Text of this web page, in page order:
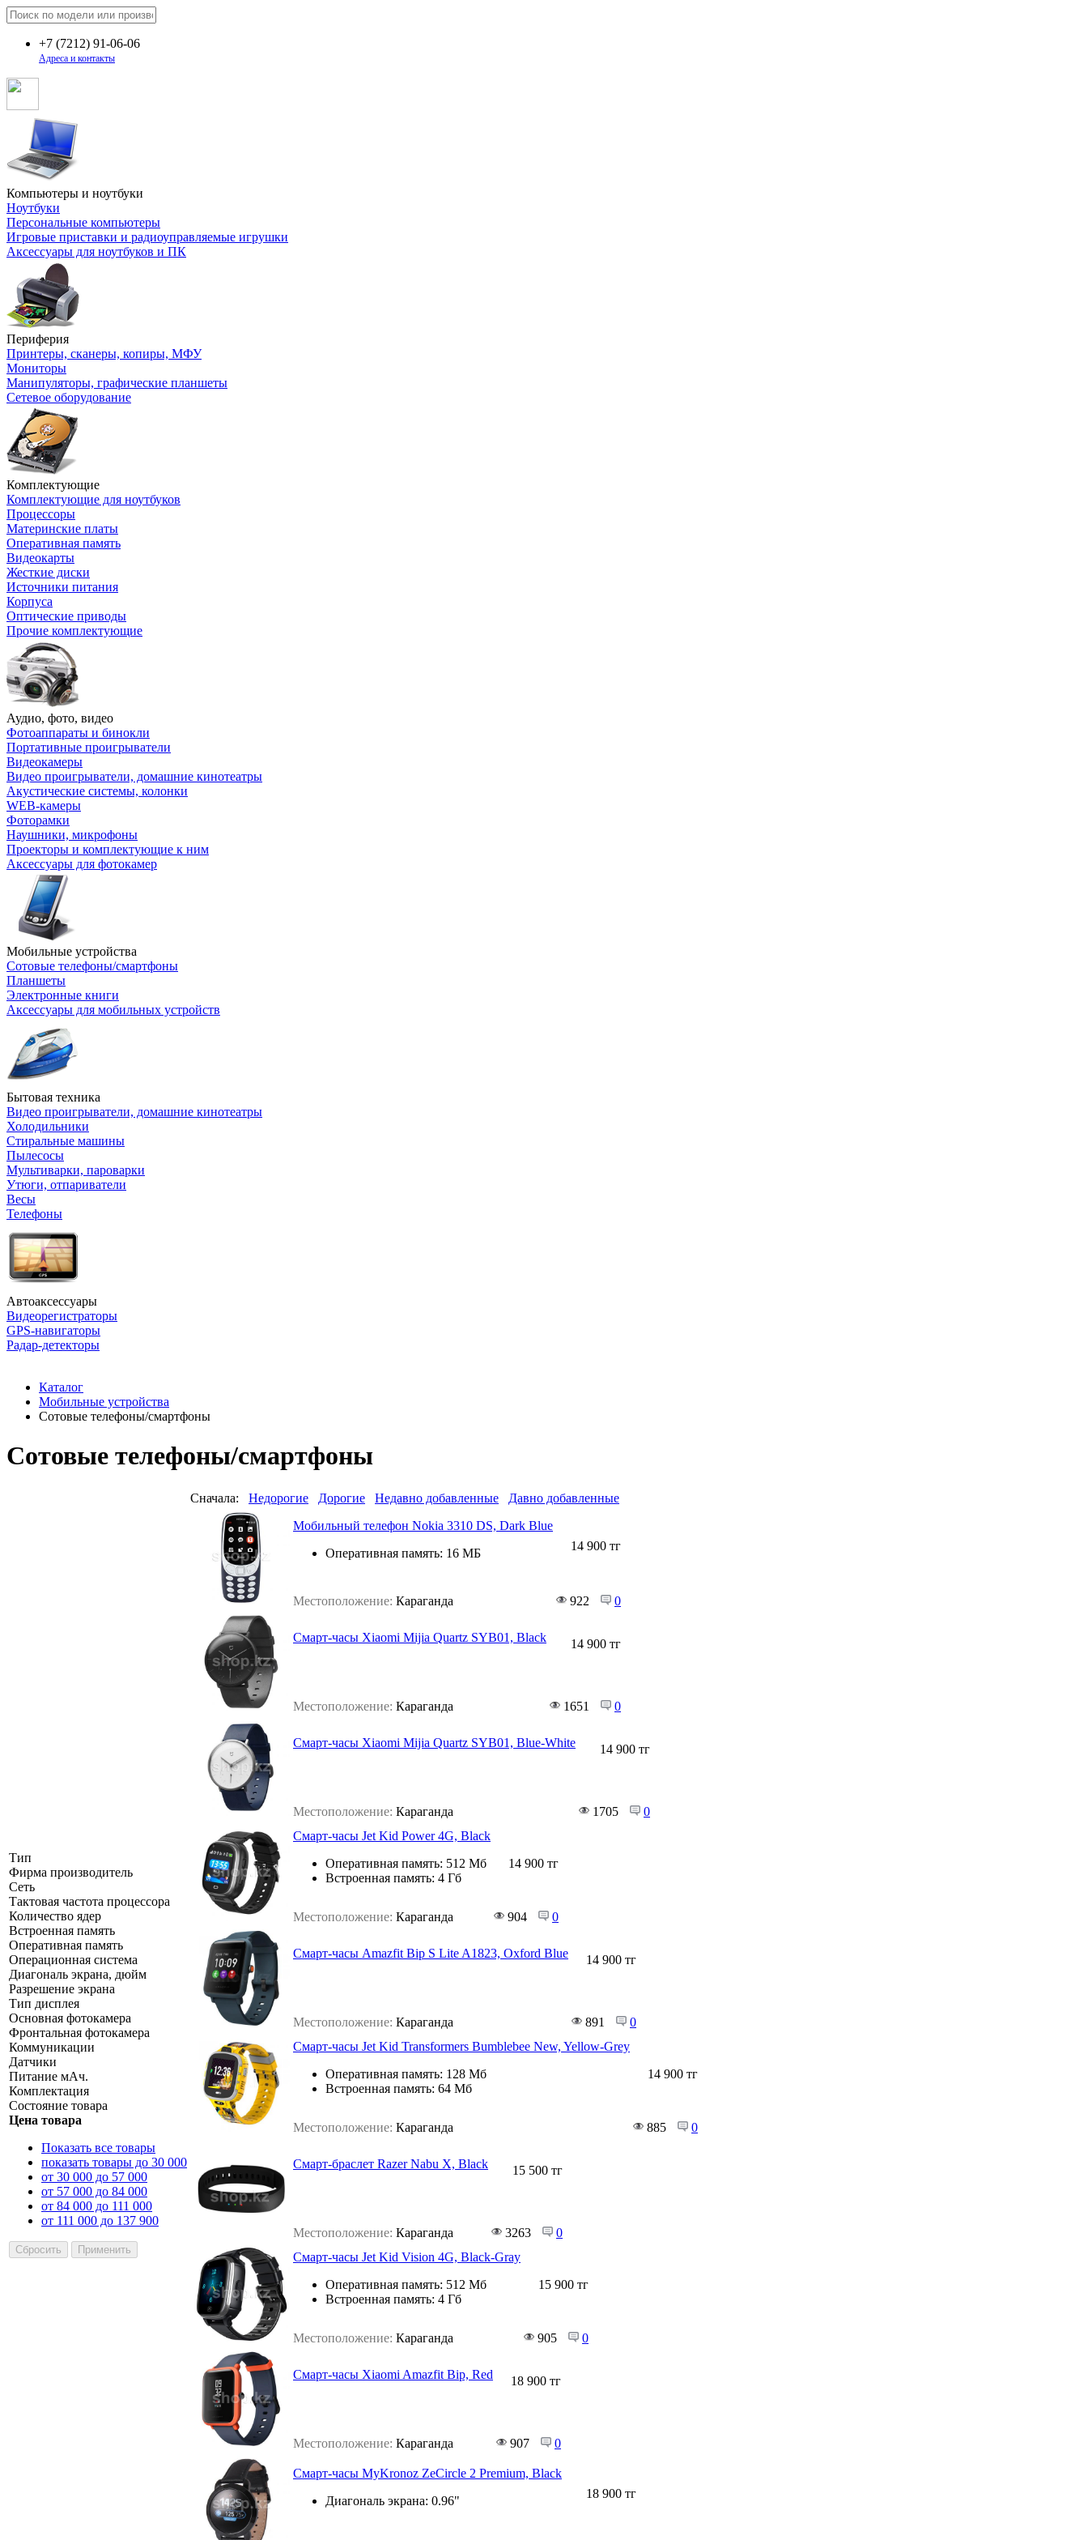
+7 (7212) 91-06-06
Адреса и контакты
Компьютеры и ноутбуки
Ноутбуки
Персональные компьютеры
Игровые приставки и радиоуправляемые игрушки
Аксессуары для ноутбуков и ПК
Периферия
Принтеры, сканеры, копиры, МФУ
Мониторы
Манипуляторы, графические планшеты
Сетевое оборудование
Комплектующие
Комплектующие для ноутбуков
Процессоры
Материнские платы
Оперативная память
Видеокарты
Жесткие диски
Источники питания
Корпуса
Оптические приводы
Прочие комплектующие
Аудио, фото, видео
Фотоаппараты и бинокли
Портативные проигрыватели
Видеокамеры
Видео проигрыватели, домашние кинотеатры
Акустические системы, колонки
WEB-камеры
Фоторамки
Наушники, микрофоны
Проекторы и комплектующие к ним
Аксессуары для фотокамер
Мобильные устройства
Сотовые телефоны/смартфоны
Планшеты
Электронные книги
Аксессуары для мобильных устройств
Бытовая техника
Видео проигрыватели, домашние кинотеатры
Холодильники
Стиральные машины
Пылесосы
Мультиварки, пароварки
Утюги, отпариватели
Весы
Телефоны
Автоаксессуары
Видеорегистраторы
GPS-навигаторы
Радар-детекторы
Каталог
Мобильные устройства
Сотовые телефоны/смартфоны
Сотовые телефоны/смартфоны
Тип
Фирма производитель
Сеть
Тактовая частота процессора
Количество ядер
Встроенная память
Оперативная память
Операционная система
Диагональ экрана, дюйм
Разрешение экрана
Тип дисплея
Основная фотокамера
Фронтальная фотокамера
Коммуникации
Датчики
Питание мАч.
Комплектация
Состояние товара
Цена товара
Показать все товары
показать товары до 30 000
от 30 000 до 57 000
от 57 000 до 84 000
от 84 000 до 111 000
от 111 000 до 137 900
Сначала: Недорогие Дорогие Недавно добавленные
Давно добавленные
Мобильный телефон Nokia 3310 DS, Dark Blue
Оперативная память: 16 МБ
14 900 тг
Местоположение: Караганда 922 0
Смарт-часы Xiaomi Mijia Quartz SYB01, Black 14 900 тг
Местоположение: Караганда 1651 0
Смарт-часы Xiaomi Mijia Quartz SYB01, Blue-White 14 900 тг
Местоположение: Караганда 1705
0
Смарт-часы Jet Kid Power 4G, Black
Оперативная память: 512 Мб
Встроенная память: 4 Гб
14 900 тг
Местоположение: Караганда 904 0
Смарт-часы Amazfit Bip S Lite A1823, Oxford Blue 14 900 тг
Местоположение: Караганда 891
0
Смарт-часы Jet Kid Transformers Bumblebee New, Yellow-Grey
Оперативная память: 128 Мб
Встроенная память: 64 Мб
14 900 тг
Местоположение: Караганда 885 0
Смарт-браслет Razer Nabu X, Black 15 500 тг
Местоположение: Караганда 3263
0
Смарт-часы Jet Kid Vision 4G, Black-Gray
Оперативная память: 512 Мб
Встроенная память: 4 Гб
15 900 тг
Местоположение: Караганда 905 0
Смарт-часы Xiaomi Amazfit Bip, Red 18 900 тг
Местоположение: Караганда 907 0
Смарт-часы MyKronoz ZeCircle 2 Premium, Black
Диагональ экрана: 0.96"
18 900 тг